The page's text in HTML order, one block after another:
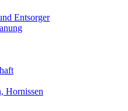
Entsorger
Hornissen